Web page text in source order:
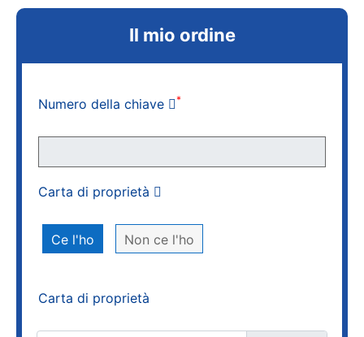
Il mio ordine
Numero della chiave *
Carta di proprietà
Ce l'ho Non ce l'ho
Carta di proprietà